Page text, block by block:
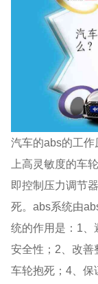
汽车的abs的工
上高灵敏度的车
即控制压力调节
死。abs系统由
统的作用是：1、
安全性；2、改善
车轮抱死；4、保